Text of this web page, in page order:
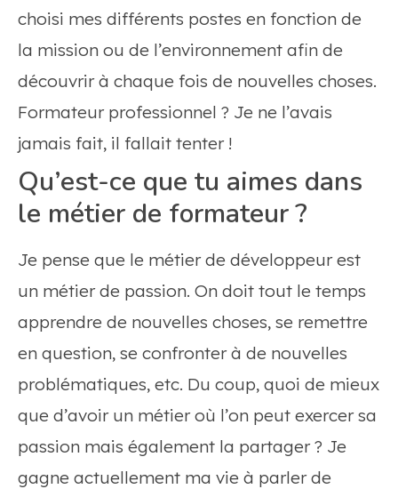
choisi mes différents postes en fonction de
la mission ou de l’environnement afin de
découvrir à chaque fois de nouvelles choses.
Formateur professionnel ? Je ne l’avais
jamais fait, il fallait tenter !
Qu’est-ce que tu aimes dans
le métier de formateur ?
Je pense que le métier de développeur est
un métier de passion. On doit tout le temps
apprendre de nouvelles choses, se remettre
en question, se confronter à de nouvelles
problématiques, etc. Du coup, quoi de mieux
que d’avoir un métier où l’on peut exercer sa
passion mais également la partager ? Je
gagne actuellement ma vie à parler de